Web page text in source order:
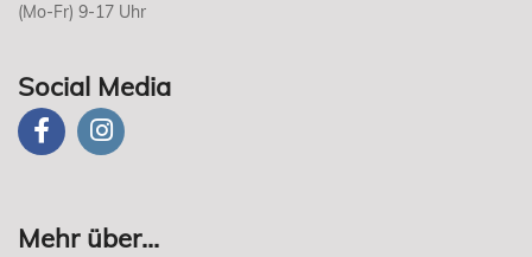
(Mo-Fr) 9-17 Uhr
Social Media
Mehr über...